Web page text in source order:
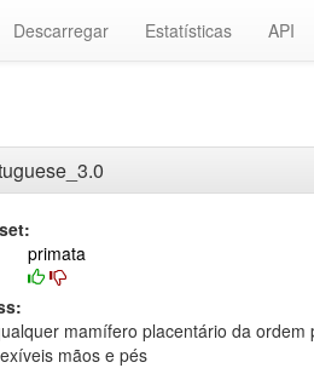
Descarregar Estatísticas API
primata
mamífero placentário da ordem
mãos e pés